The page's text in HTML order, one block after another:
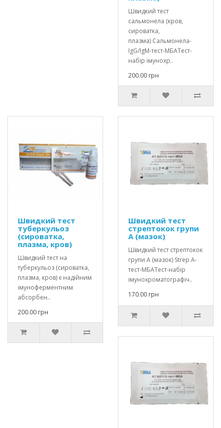
Швидкий тест
сальмонела (кров,
сироватка,
плазма) Сальмонела-
IgG/IgM-тест-МБАТест-
набір імунохр..
200.00 грн
Швидкий тест
туберкульоз
(сироватка,
плазма, кров)
Швидкий тест на
туберкульоз (сироватка,
плазма, кров) є надійним
імуноферментним
абсорбен..
200.00 грн
Швидкий тест
стрептокок групи
А (мазок)
Швидкий тест стрептокок
групи А (мазок) Strep A-
тест-МБАТест-набір
імунохроматографіч..
170.00 грн